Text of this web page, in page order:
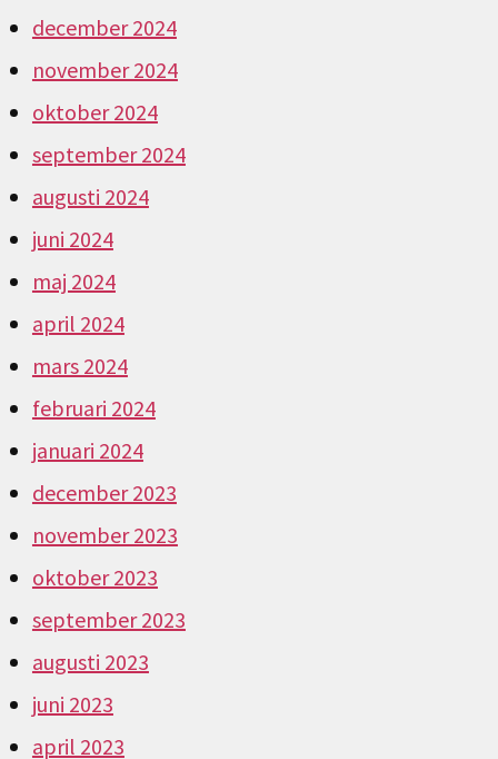
december 2024
november 2024
oktober 2024
september 2024
augusti 2024
juni 2024
maj 2024
april 2024
mars 2024
februari 2024
januari 2024
december 2023
november 2023
oktober 2023
september 2023
augusti 2023
juni 2023
april 2023